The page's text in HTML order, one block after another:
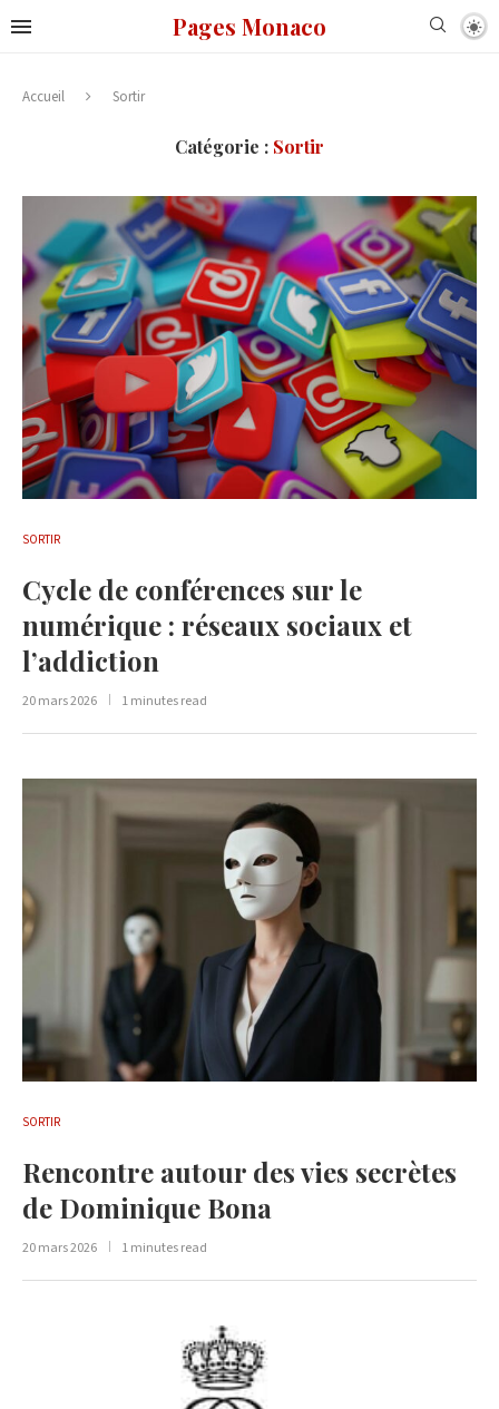
Pages Monaco
Accueil Sortir
Catégorie : Sortir
SORTIR
Cycle de conférences sur le
numérique : réseaux sociaux et
l’addiction
20 mars 2026 1 minutes read
SORTIR
Rencontre autour des vies secrètes
de Dominique Bona
20 mars 2026 1 minutes read